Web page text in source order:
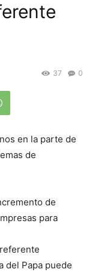
0
37
en la parte de
de
de
para
del Papa puede